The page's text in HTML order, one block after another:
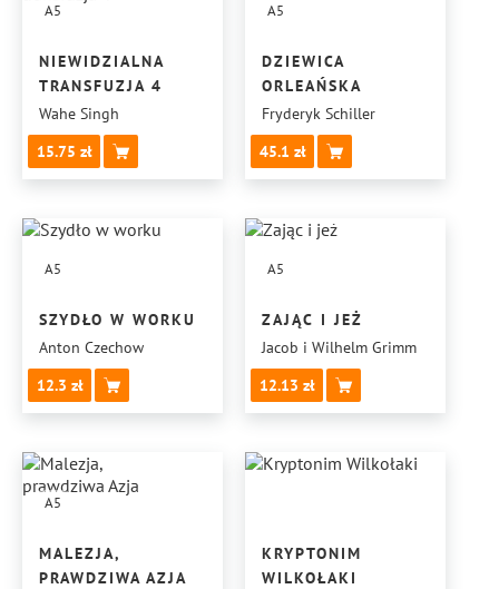
A5
NIEWIDZIALNA
TRANSFUZJA 4
Wahe Singh
15.75
A5
DZIEWICA
ORLEAŃSKA
Fryderyk Schiller
45.1
A5
SZYDŁO W WORKU
Anton Czechow
12.3
A5
ZAJĄC I JEŻ
Jacob i Wilhelm Grimm
12.13
A5
MALEZJA,
PRAWDZIWA AZJA
KRYPTONIM
WILKOŁAKI